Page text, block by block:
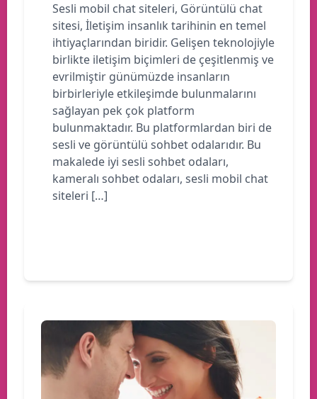
Sesli mobil chat siteleri, Görüntülü chat
sitesi, İletişim insanlık tarihinin en temel
ihtiyaçlarından biridir. Gelişen teknolojiyle
birlikte iletişim biçimleri de çeşitlenmiş ve
evrilmiştir günümüzde insanların
birbirleriyle etkileşimde bulunmalarını
sağlayan pek çok platform
bulunmaktadır. Bu platformlardan biri de
sesli ve görüntülü sohbet odalarıdır. Bu
makalede iyi sesli sohbet odaları,
kameralı sohbet odaları, sesli mobil chat
siteleri […]